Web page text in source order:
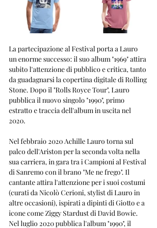
La partecipazione al Festival porta a Lauro
un enorme successo: il suo album "1969" attira
subito l'attenzione di pubblico e critica, tanto
da guadagnarsi la copertina digitale di Rolling
Stone. Dopo il "Rolls Royce Tour", Lauro
pubblica il nuovo singolo "1990", primo
estratto e traccia dell'album in uscita nel
2020.
Nel febbraio 2020 Achille Lauro torna sul
palco dell'Ariston per la seconda volta nella
sua carriera, in gara tra i Campioni al Festival
di Sanremo con il brano "Me ne frego". Il
cantante attira l'attenzione per i suoi costumi
(curati da Nicolò Cerioni, stylist di Lauro in
altre occasioni), ispirati a dipinti di Giotto e a
icone come Ziggy Stardust di David Bowie.
Nel luglio 2020 pubblica l'album "1990", il